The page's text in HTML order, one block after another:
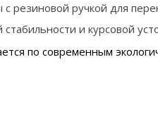
ручкой для
и курсовой
по современным